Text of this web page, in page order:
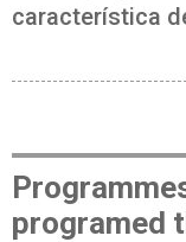
característica
programed